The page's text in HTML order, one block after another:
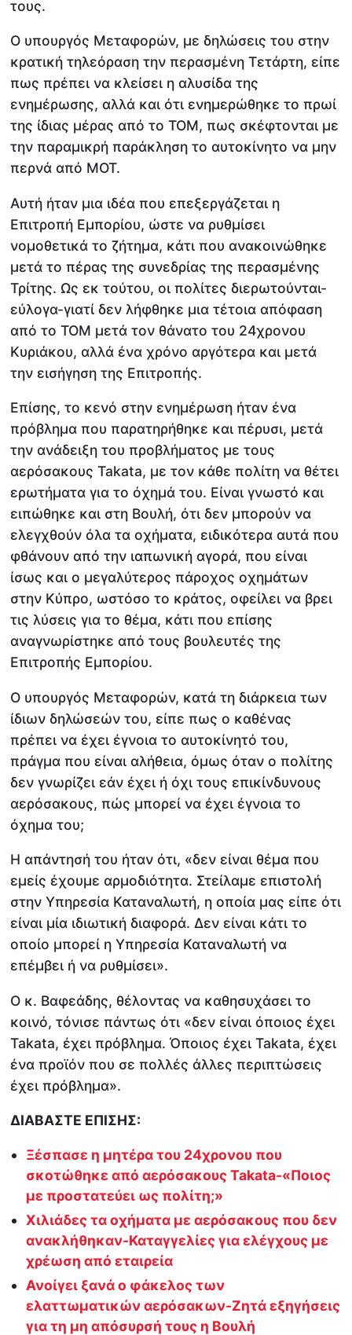
τους.
Ο υπουργός Μεταφορών, με δηλώσεις του στην
κρατική τηλεόραση την περασμένη Τετάρτη, είπε
πως πρέπει να κλείσει η αλυσίδα της
ενημέρωσης, αλλά και ότι ενημερώθηκε το πρωί
της ίδιας μέρας από το ΤΟΜ, πως σκέφτονται με
την παραμικρή παράκληση το αυτοκίνητο να μην
περνά από ΜΟΤ.
Αυτή ήταν μια ιδέα που επεξεργάζεται η
Επιτροπή Εμπορίου, ώστε να ρυθμίσει
νομοθετικά το ζήτημα, κάτι που ανακοινώθηκε
μετά το πέρας της συνεδρίας της περασμένης
Τρίτης. Ως εκ τούτου, οι πολίτες διερωτούνται-
εύλογα-γιατί δεν λήφθηκε μια τέτοια απόφαση
από το ΤΟΜ μετά τον θάνατο του 24χρονου
Κυριάκου, αλλά ένα χρόνο αργότερα και μετά
την εισήγηση της Επιτροπής.
Επίσης, το κενό στην ενημέρωση ήταν ένα
πρόβλημα που παρατηρήθηκε και πέρυσι, μετά
την ανάδειξη του προβλήματος με τους
αερόσακους Takata, με τον κάθε πολίτη να θέτει
ερωτήματα για το όχημά του. Είναι γνωστό και
ειπώθηκε και στη Βουλή, ότι δεν μπορούν να
ελεγχθούν όλα τα οχήματα, ειδικότερα αυτά που
φθάνουν από την ιαπωνική αγορά, που είναι
ίσως και ο μεγαλύτερος πάροχος οχημάτων
στην Κύπρο, ωστόσο το κράτος, οφείλει να βρει
τις λύσεις για το θέμα, κάτι που επίσης
αναγνωρίστηκε από τους βουλευτές της
Επιτροπής Εμπορίου.
Ο υπουργός Μεταφορών, κατά τη διάρκεια των
ίδιων δηλώσεών του, είπε πως ο καθένας
πρέπει να έχει έγνοια το αυτοκίνητό του,
πράγμα που είναι αλήθεια, όμως όταν ο πολίτης
δεν γνωρίζει εάν έχει ή όχι τους επικίνδυνους
αερόσακους, πώς μπορεί να έχει έγνοια το
όχημα του;
Η απάντησή του ήταν ότι, «δεν είναι θέμα που
εμείς έχουμε αρμοδιότητα. Στείλαμε επιστολή
στην Υπηρεσία Καταναλωτή, η οποία μας είπε ότι
είναι μία ιδιωτική διαφορά. Δεν είναι κάτι το
οποίο μπορεί η Υπηρεσία Καταναλωτή να
επέμβει ή να ρυθμίσει».
O κ. Βαφεάδης, θέλοντας να καθησυχάσει το
κοινό, τόνισε πάντως ότι «δεν είναι όποιος έχει
Takata, έχει πρόβλημα. Όποιος έχει Takata, έχει
ένα προϊόν που σε πολλές άλλες περιπτώσεις
έχει πρόβλημα».
ΔΙΑΒΑΣΤΕ ΕΠΙΣΗΣ:
Ξέσπασε η μητέρα του 24χρονου που
σκοτώθηκε από αερόσακους Takata-«Ποιος
με προστατεύει ως πολίτη;»
Χιλιάδες τα οχήματα με αερόσακους που δεν
ανακλήθηκαν-Καταγγελίες για ελέγχους με
χρέωση από εταιρεία
Ανοίγει ξανά ο φάκελος των
ελαττωματικών αερόσακων-Ζητά εξηγήσεις
για τη μη απόσυρσή τους η Βουλή